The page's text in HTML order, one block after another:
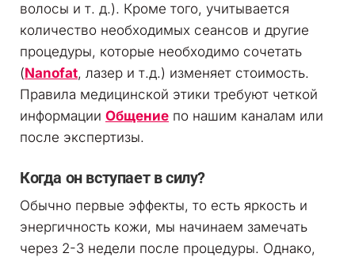
волосы и т. д.). Кроме того, учитывается
количество необходимых сеансов и другие
процедуры, которые необходимо сочетать
(Nanofat, лазер и т.д.) изменяет стоимость.
Правила медицинской этики требуют четкой
информации Общение по нашим каналам или
после экспертизы.
Когда он вступает в силу?
Обычно первые эффекты, то есть яркость и
энергичность кожи, мы начинаем замечать
через 2-3 недели после процедуры. Однако,